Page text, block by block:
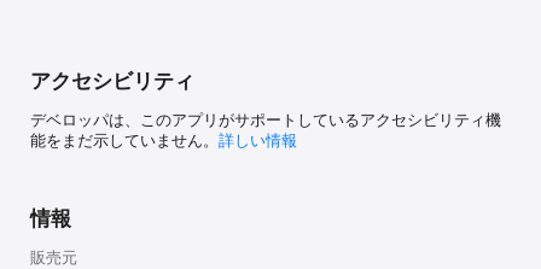
メール、メッセージ、リッチテキストをサポートするテキストのス
ニペットを登録するテンプレート機能をサポートしています。
[ サーバーを登録可能 ]
指定したプロトコルとアドレスでサーバー情報を登録し、ワンクリ
[ ワークフロー登録可能 ]
各ワークフローでは、連続したアクション(アプリ、ファイル、フォ
ルダ、URL、シェル)を連続して実行することができます。
アクセシビリティ
デベロッパは、このアプリがサポートしているアクセシビリティ機
能をまだ示していません。 詳しい情報
情報
販売元